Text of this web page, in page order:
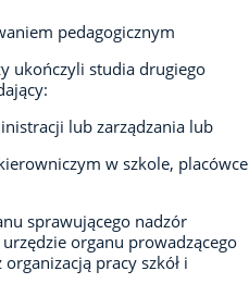
pedagogicznym
ukończyli studia drugiego
lub zarządzania lub
w szkole, placówce
sprawującego nadzór
organu prowadzącego
pracy szkół i